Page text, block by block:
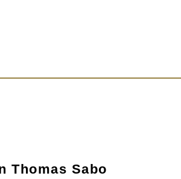
Thomas Sabo